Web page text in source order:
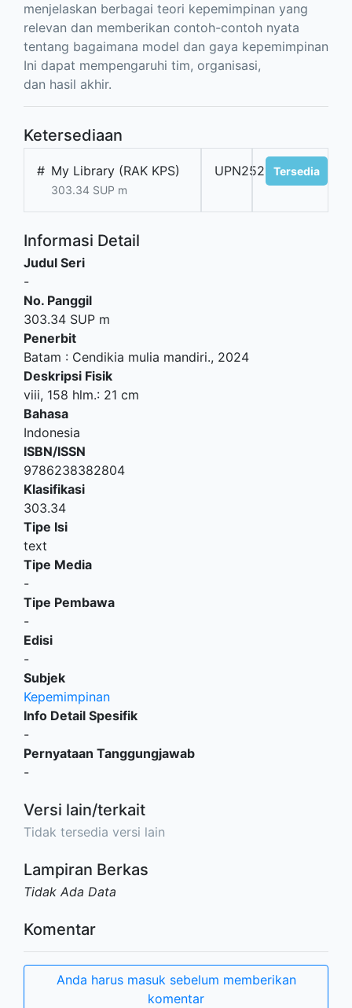
menjelaskan berbagai teori kepemimpinan yang
relevan dan memberikan contoh-contoh nyata
tentang bagaimana model dan gaya kepemimpinan
Ini dapat mempengaruhi tim, organisasi,
dan hasil akhir.
Ketersediaan
# My Library (RAK KPS)
303.34 SUP m
UPN252194Tersedia
Informasi Detail
Judul Seri
-
No. Panggil
303.34 SUP m
Penerbit
Batam : Cendikia mulia mandiri., 2024
Deskripsi Fisik
viii, 158 hlm.: 21 cm
Bahasa
Indonesia
ISBN/ISSN
9786238382804
Klasifikasi
303.34
Tipe Isi
text
Tipe Media
-
Tipe Pembawa
-
Edisi
-
Subjek
Kepemimpinan
Info Detail Spesifik
-
Pernyataan Tanggungjawab
-
Versi lain/terkait
Tidak tersedia versi lain
Lampiran Berkas
Tidak Ada Data
Komentar
Anda harus masuk sebelum memberikan
komentar